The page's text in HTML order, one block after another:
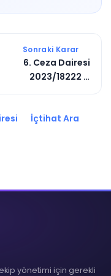
Sonraki Karar
6. Ceza Dairesi
2023/18222 E.
İçtihat Ara
yönetimi için gerekli